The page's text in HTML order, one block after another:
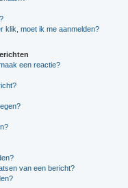
klik, moet ik me aanmelden?
een reactie?
van een bericht?